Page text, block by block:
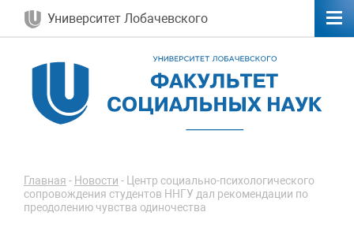
Университет Лобачевского
Главная - Новости - Центр социально-психологического
сопровождения студентов ННГУ дал рекомендации по
преодолению чувства одиночества